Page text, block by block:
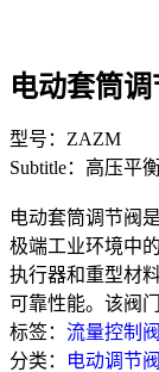
电动套筒调
型号：ZAZM
Subtitle：高压平
电动套筒调节阀
极端工业环境中
执行器和重型材
可靠性能。该阀
标签： 流量控制阀
分类：
电动调节阀